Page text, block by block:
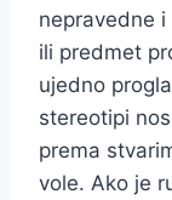
nepravedne
ili predmet
ujedno
stereotipi
prema
vole. Ako je